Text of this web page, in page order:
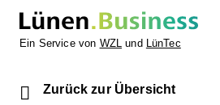
Ein Service von WZL und LünTec
Zurück zur Übersicht